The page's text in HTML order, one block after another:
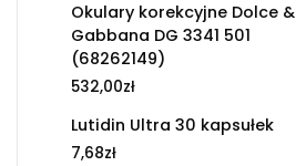
Okulary korekcyjne Dolce &
Gabbana DG 3341 501
(68262149)
532,00zł
Lutidin Ultra 30 kapsułek
7,68zł